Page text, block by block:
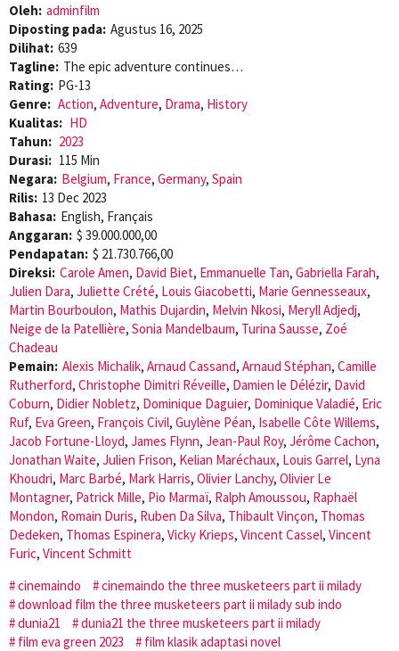
Oleh: adminfilm
Diposting pada: Agustus 16, 2025
Dilihat: 639
Tagline: The epic adventure continues…
Rating: PG-13
Genre: Action, Adventure, Drama, History
Kualitas: HD
Tahun: 2023
Durasi: 115 Min
Negara: Belgium, France, Germany, Spain
Rilis: 13 Dec 2023
Bahasa: English, Français
Anggaran: $ 39.000.000,00
Pendapatan: $ 21.730.766,00
Direksi: Carole Amen, David Biet, Emmanuelle Tan, Gabriella Farah,
Julien Dara, Juliette Crété, Louis Giacobetti, Marie Gennesseaux,
Martin Bourboulon, Mathis Dujardin, Melvin Nkosi, Meryll Adjedj,
Neige de la Patellière, Sonia Mandelbaum, Turina Sausse, Zoé
Chadeau
Pemain: Alexis Michalik, Arnaud Cassand, Arnaud Stéphan, Camille
Rutherford, Christophe Dimitri Réveille, Damien le Délézir, David
Coburn, Didier Nobletz, Dominique Daguier, Dominique Valadié, Eric
Ruf, Eva Green, François Civil, Guylène Péan, Isabelle Côte Willems,
Jacob Fortune-Lloyd, James Flynn, Jean-Paul Roy, Jérôme Cachon,
Jonathan Waite, Julien Frison, Kelian Maréchaux, Louis Garrel, Lyna
Khoudri, Marc Barbé, Mark Harris, Olivier Lanchy, Olivier Le
Montagner, Patrick Mille, Pio Marmaï, Ralph Amoussou, Raphaël
Mondon, Romain Duris, Ruben Da Silva, Thibault Vinçon, Thomas
Dedeken, Thomas Espinera, Vicky Krieps, Vincent Cassel, Vincent
Furic, Vincent Schmitt
cinemaindo
cinemaindo the three musketeers part ii milady
download film the three musketeers part ii milady sub indo
dunia21
dunia21 the three musketeers part ii milady
film eva green 2023
film klasik adaptasi novel